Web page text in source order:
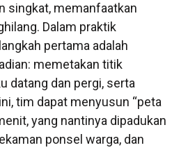
singkat, memanfaatkan
Dalam praktik
pertama adalah
memetakan titik
datang dan pergi, serta
tim dapat menyusun “peta
yang nantinya dipadukan
ponsel warga, dan